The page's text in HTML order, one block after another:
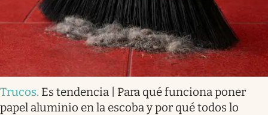
Trucos. Es tendencia | Para qué funciona poner
papel aluminio en la escoba y por qué todos lo